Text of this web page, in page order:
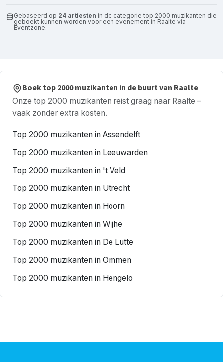
Gebaseerd op 24 artiesten in de categorie top 2000 muzikanten die
geboekt kunnen worden voor een evenement in Raalte via
Eventzone.
Boek top 2000 muzikanten in de buurt van Raalte
Onze top 2000 muzikanten reist graag naar Raalte –
vaak zonder extra kosten.
Top 2000 muzikanten in Assendelft
Top 2000 muzikanten in Leeuwarden
Top 2000 muzikanten in 't Veld
Top 2000 muzikanten in Utrecht
Top 2000 muzikanten in Hoorn
Top 2000 muzikanten in Wijhe
Top 2000 muzikanten in De Lutte
Top 2000 muzikanten in Ommen
Top 2000 muzikanten in Hengelo